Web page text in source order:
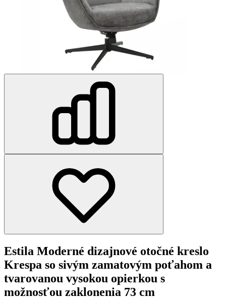
Estila Moderné dizajnové otočné kreslo
Krespa so sivým zamatovým poťahom a
tvarovanou vysokou opierkou s
možnosťou zaklonenia 73 cm